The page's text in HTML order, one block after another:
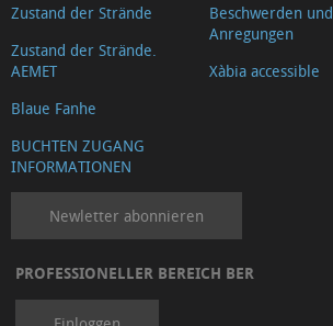
Àngels
Eroberungskapellen
Kapellen
des
18.
Jhs.
Platz
Tosca-
Zustand der Strände
Zustand der Strände.
AEMET
Blaue Fanhe
BUCHTEN ZUGANG
INFORMATIONEN
Beschwerden und
Anregungen
Xàbia accessible
Newletter abonnieren
PROFESSIONELLER BEREICH BER